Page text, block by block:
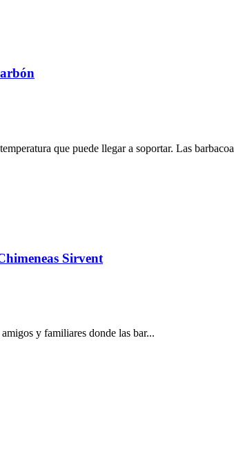
que puede llegar a soportar. Las
Sirvent
y familiares donde las bar...